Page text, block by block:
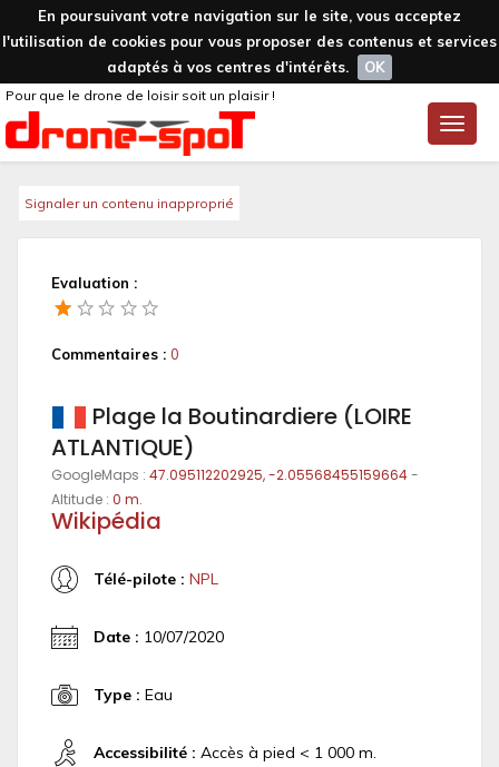
En poursuivant votre navigation sur le site, vous acceptez
l'utilisation de cookies pour vous proposer des contenus et services
adaptés à vos centres d'intérêts.
OK
Toggle
Pour que le drone de loisir soit un plaisir !
Signaler un contenu inapproprié
Evaluation :
Commentaires : 0
Plage la Boutinardiere (LOIRE
ATLANTIQUE)
GoogleMaps : 47.095112202925, -2.05568455159664-
Altitude : 0 m.
Wikipédia
Télé-pilote : NPL
Date : 10/07/2020
Type : Eau
Accessibilité : Accès à pied < 1 000 m.